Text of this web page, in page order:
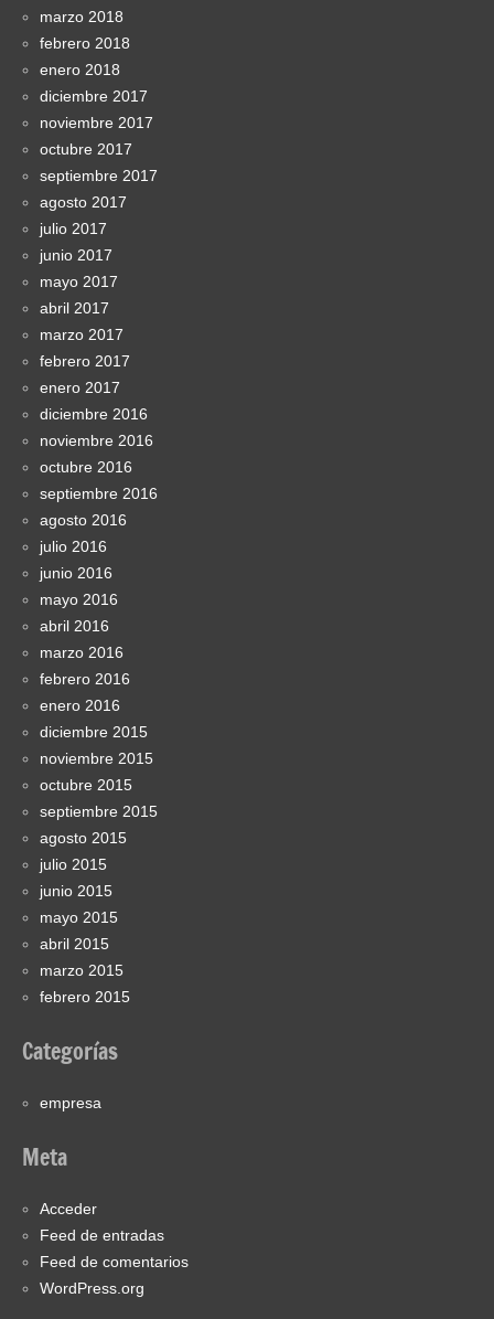
marzo 2018
febrero 2018
enero 2018
diciembre 2017
noviembre 2017
octubre 2017
septiembre 2017
agosto 2017
julio 2017
junio 2017
mayo 2017
abril 2017
marzo 2017
febrero 2017
enero 2017
diciembre 2016
noviembre 2016
octubre 2016
septiembre 2016
agosto 2016
julio 2016
junio 2016
mayo 2016
abril 2016
marzo 2016
febrero 2016
enero 2016
diciembre 2015
noviembre 2015
octubre 2015
septiembre 2015
agosto 2015
julio 2015
junio 2015
mayo 2015
abril 2015
marzo 2015
febrero 2015
Categorías
empresa
Meta
Acceder
Feed de entradas
Feed de comentarios
WordPress.org